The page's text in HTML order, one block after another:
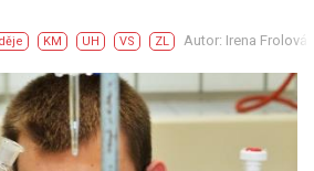
KM UH VS ZL Autor: Irena Frolová